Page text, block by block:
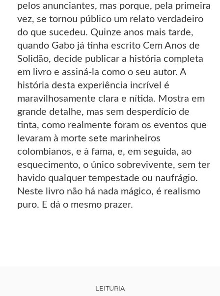
pelos anunciantes, mas porque, pela primeira
vez, se tornou público um relato verdadeiro
do que sucedeu. Quinze anos mais tarde,
quando Gabo já tinha escrito Cem Anos de
Solidão, decide publicar a história completa
em livro e assiná-la como o seu autor. A
história desta experiência incrível é
maravilhosamente clara e nítida. Mostra em
grande detalhe, mas sem desperdício de
tinta, como realmente foram os eventos que
levaram à morte sete marinheiros
colombianos, e à fama, e, em seguida, ao
esquecimento, o único sobrevivente, sem ter
havido qualquer tempestade ou naufrágio.
Neste livro não há nada mágico, é realismo
puro. E dá o mesmo prazer.
LEITURIA